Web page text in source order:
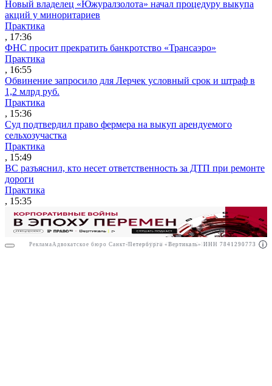
РекламаООО "Право.ру" ИНН: 7704835288
Новый владелец «Южуралзолота» начал процедуру выкупа
акций у миноритариев
Практика
, 17:36
ФНС просит прекратить банкротство «Трансаэро»
Практика
, 16:55
Обвинение запросило для Лерчек условный срок и штраф в
1,2 млрд руб.
Практика
, 15:36
Суд подтвердил право фермера на выкуп арендуемого
сельхозучастка
Практика
, 15:49
ВС разъяснил, кто несет ответственность за ДТП при ремонте
дороги
Практика
, 15:35
Реклама Адвокатское бюро Санкт-Петербурга «Вертикаль» ИНН 7841290773